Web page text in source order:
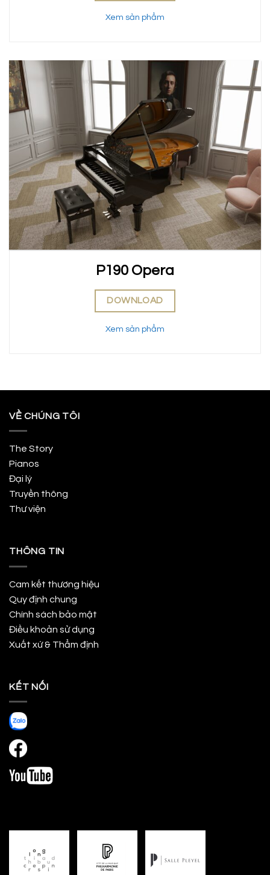
Xem sản phẩm
P190 Opera
DOWNLOAD
Xem sản phẩm
VỀ CHÚNG TÔI
The Story
Pianos
Đại lý
Truyền thông
Thư viện
THÔNG TIN
Cam kết thương hiệu
Quy định chung
Chính sách bảo mật
Điều khoản sử dụng
Xuất xứ & Thẩm định
KẾT NỐI